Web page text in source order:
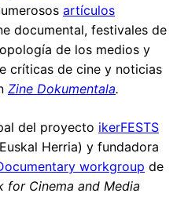
artículos
documental, festivales de
de los medios y
críticas de cine y noticias
Zine Dokumentala.
del proyecto ikerFESTS
Herria) y fundadora
workgroup de
for Cinema and Media